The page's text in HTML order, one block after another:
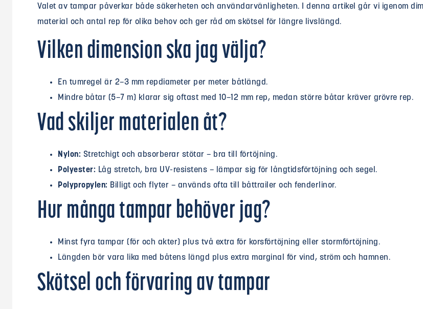
Valet av tampar påverkar både säkerheten och användarvänligheten. I denna artikel går vi igenom
material och antal rep för olika behov och ger råd om skötsel för längre livslängd.
Vilken dimension ska jag välja?
En tumregel är 2–3 mm repdiameter per meter båtlängd.
Mindre båtar (5–7 m) klarar sig oftast med 10–12 mm rep, medan större båtar kräver grövre rep.
Vad skiljer materialen åt?
Nylon: Stretchigt och absorberar stötar – bra till förtöjning.
Polyester: Låg stretch, bra UV-resistens – lämpar sig för långtidsförtöjning och segel.
Polypropylen: Billigt och flyter – används ofta till båttrailer och fenderlinor.
Hur många tampar behöver jag?
Minst fyra tampar (för och akter) plus två extra för korsförtöjning eller stormförtöjning.
Längden bör vara lika med båtens längd plus extra marginal för vind, ström och hamnen.
Skötsel och förvaring av tampar